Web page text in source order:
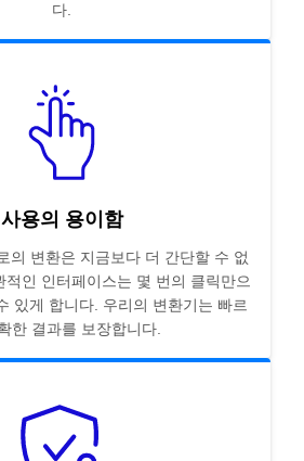
다.
사용의 용이함
의 변환은 지금보다 더 간단할 수 없
적인 인터페이스는 몇 번의 클릭만으
있게 합니다. 우리의 변환기는 빠르
한 결과를 보장합니다.